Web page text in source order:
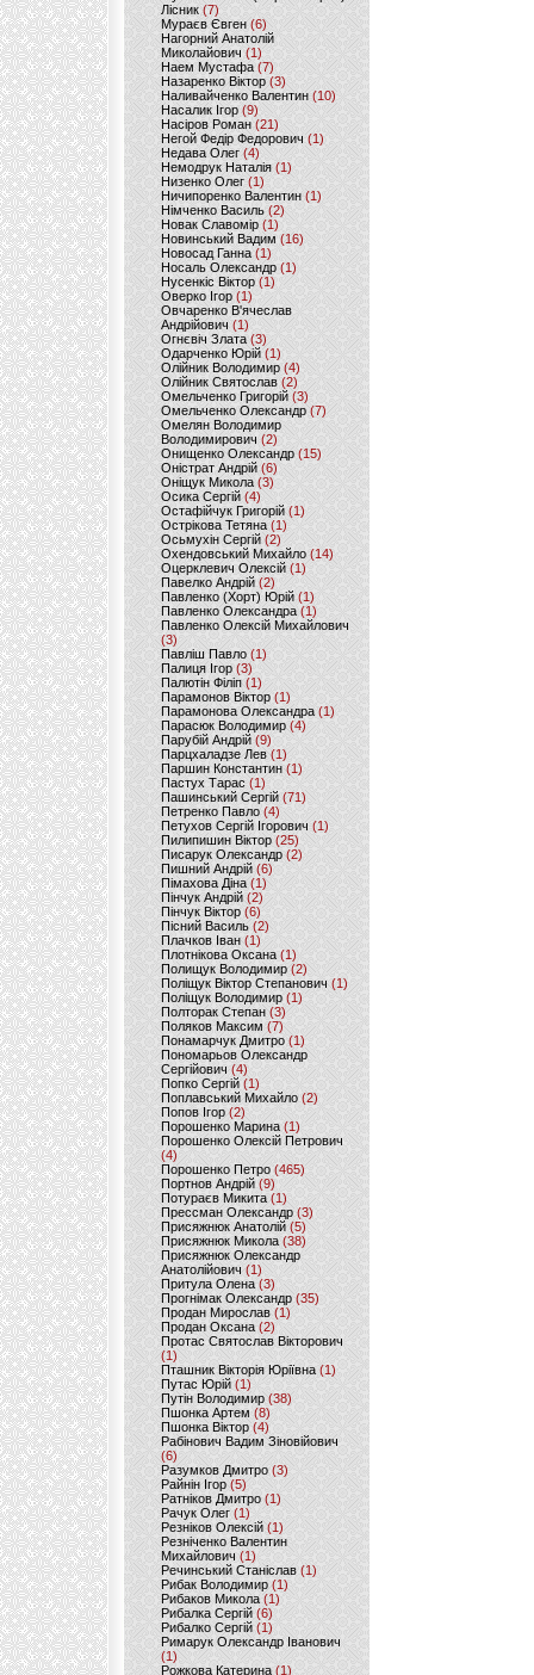
Лісник (7)
Мураєв Євген(6)
Нагорний Анатолій
Миколайович (1)
Наем Мустафа (7)
Назаренко Віктор (3)
Наливайченко Валентин (10)
Насалик Ігор(9)
Насіров Роман (21)
Негой Федір Федорович(1)
Недава Олег(4)
Немодрук Наталія(1)
Низенко Олег (1)
Ничипоренко Валентин (1)
Німченко Василь (2)
Новак Славомір (1)
Новинський Вадим (16)
Новосад Ганна (1)
Носаль Олександр (1)
Нусенкіс Віктор (1)
Оверко Ігор (1)
Овчаренко В'ячеслав
Андрійович(1)
Огнєвіч Злата (3)
Одарченко Юрій(1)
Олійник Володимир (4)
Олійник Святослав (2)
Омельченко Григорій (3)
Омельченко Олександр(7)
Омелян Володимир
Володимирович (2)
Онищенко Олександр (15)
Оністрат Андрій (6)
Оніщук Микола (3)
Осика Сергій(4)
Остафійчук Григорій(1)
Острікова Тетяна (1)
Осьмухін Сергій (2)
Охендовський Михайло (14)
Оцерклевич Олексій (1)
Павелко Андрій (2)
Павленко (Хорт) Юрій (1)
Павленко Олександра (1)
Павленко Олексій Михайлович
(3)
Павліш Павло(1)
Палиця Ігор (3)
Палютін Філіп(1)
Парамонов Віктор (1)
Парамонова Олександра(1)
Парасюк Володимир(4)
Парубій Андрій (9)
Парцхаладзе Лев (1)
Паршин Константин(1)
Пастух Тарас (1)
Пашинський Сергій (71)
Петренко Павло (4)
Петухов Сергій Ігорович (1)
Пилипишин Віктор(25)
Писарук Олександр(2)
Пишний Андрій (6)
Пімахова Діна(1)
Пінчук Андрій(2)
Пінчук Віктор (6)
Пісний Василь (2)
Плачков Іван(1)
Плотнікова Оксана (1)
Полищук Володимир(2)
Поліщук Віктор Степанович(1)
Поліщук Володимир (1)
Полторак Степан(3)
Поляков Максим (7)
Понамарчук Дмитро (1)
Пономарьов Олександр
Сергійович(4)
Попко Сергій (1)
Поплавський Михайло (2)
Попов Ігор(2)
Порошенко Марина (1)
Порошенко Олексій Петрович
(4)
Порошенко Петро (465)
Портнов Андрій (9)
Потураєв Микита(1)
Прессман Олександр(3)
Присяжнюк Анатолій (5)
Присяжнюк Микола (38)
Присяжнюк Олександр
Анатолійович (1)
Притула Олена (3)
Прогнімак Олександр(35)
Продан Мирослав(1)
Продан Оксана (2)
Протас Святослав Вікторович
(1)
Пташник Вікторія Юріївна (1)
Путас Юрій (1)
Путін Володимир(38)
Пшонка Артем (8)
Пшонка Віктор(4)
Рабінович Вадим Зіновійович
(6)
Разумков Дмитро (3)
Райнін Ігор(5)
Ратніков Дмитро (1)
Рачук Олег (1)
Резніков Олексій(1)
Резніченко Валентин
Михайлович (1)
Речинський Станіслав (1)
Рибак Володимир(1)
Рибаков Микола(1)
Рибалка Сергій (6)
Рибалко Сергій (1)
Римарук Олександр Іванович
(1)
Рожкова Катерина(1)